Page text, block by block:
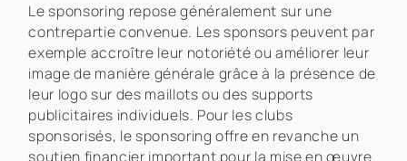
Le sponsoring repose généralement sur une
contrepartie convenue. Les sponsors peuvent par
exemple accroître leur notoriété ou améliorer leur
image de manière générale grâce à la présence de
leur logo sur des maillots ou des supports
publicitaires individuels. Pour les clubs
sponsorisés, le sponsoring offre en revanche un
soutien financier important pour la mise en œuvre